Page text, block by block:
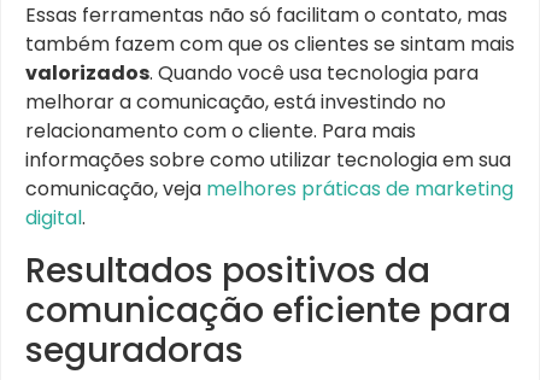
Essas ferramentas não só facilitam o contato, mas
também fazem com que os clientes se sintam mais
valorizados. Quando você usa tecnologia para
melhorar a comunicação, está investindo no
relacionamento com o cliente. Para mais
informações sobre como utilizar tecnologia em sua
comunicação, veja melhores práticas de marketing
digital.
Resultados positivos da
comunicação eficiente para
seguradoras